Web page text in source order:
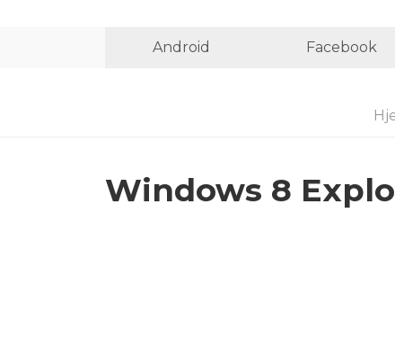
Android Facebook
Windows 8